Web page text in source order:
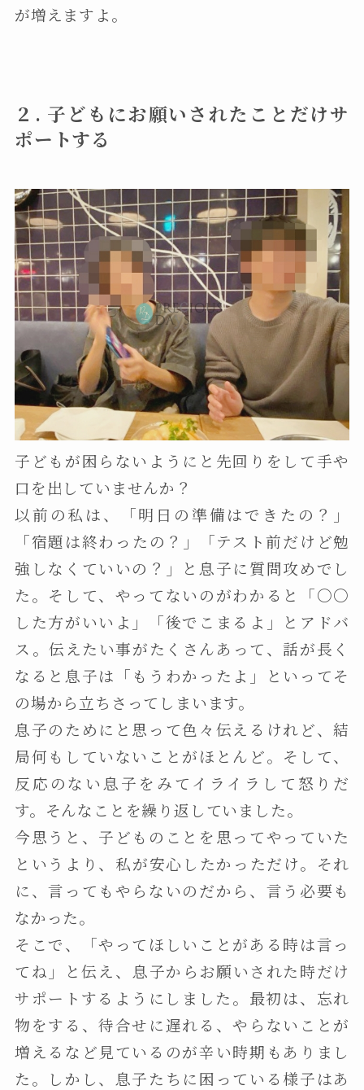
が増えますよ。
２. 子どもにお願いされたことだけサ
ポートする
子どもが困らないようにと先回りをして手や
口を出していませんか？
以前の私は、「明日の準備はできたの？」
「宿題は終わったの？」「テスト前だけど勉
強しなくていいの？」と息子に質問攻めでし
た。そして、やってないのがわかると「〇〇
した方がいいよ」「後でこまるよ」とアドバ
ス。伝えたい事がたくさんあって、話が長く
なると息子は「もうわかったよ」といってそ
の場から立ちさってしまいます。
息子のためにと思って色々伝えるけれど、結
局何もしていないことがほとんど。そして、
反応のない息子をみてイライラして怒りだ
す。そんなことを繰り返していました。
今思うと、子どものことを思ってやっていた
というより、私が安心したかっただけ。それ
に、言ってもやらないのだから、言う必要も
なかった。
そこで、「やってほしいことがある時は言っ
てね」と伝え、息子からお願いされた時だけ
サポートするようにしました。最初は、忘れ
物をする、待合せに遅れる、やらないことが
増えるなど見ているのが辛い時期もありまし
た。しかし、息子たちに困っている様子はあ